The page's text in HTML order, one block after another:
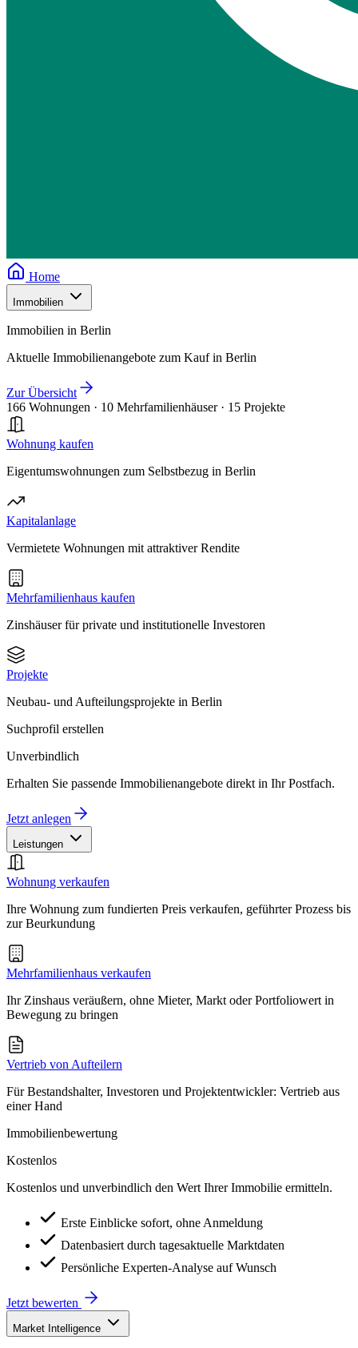
Home
Immobilien
Immobilien in Berlin
Aktuelle Immobilienangebote zum Kauf in Berlin
Zur Übersicht
166 Wohnungen · 10 Mehrfamilienhäuser · 15 Projekte
Wohnung kaufen
Eigentumswohnungen zum Selbstbezug in Berlin
Kapitalanlage
Vermietete Wohnungen mit attraktiver Rendite
Mehrfamilienhaus kaufen
Zinshäuser für private und institutionelle Investoren
Projekte
Neubau- und Aufteilungsprojekte in Berlin
Suchprofil erstellen
Unverbindlich
Erhalten Sie passende Immobilienangebote direkt in Ihr Postfach.
Jetzt anlegen
Leistungen
Wohnung verkaufen
Ihre Wohnung zum fundierten Preis verkaufen, geführter Prozess bis
zur Beurkundung
Mehrfamilienhaus verkaufen
Ihr Zinshaus veräußern, ohne Mieter, Markt oder Portfoliowert in
Bewegung zu bringen
Vertrieb von Aufteilern
Für Bestandshalter, Investoren und Projektentwickler: Vertrieb aus
einer Hand
Immobilienbewertung
Kostenlos
Kostenlos und unverbindlich den Wert Ihrer Immobilie ermitteln.
Erste Einblicke sofort, ohne Anmeldung
Datenbasiert durch tagesaktuelle Marktdaten
Persönliche Experten-Analyse auf Wunsch
Jetzt bewerten
Market Intelligence